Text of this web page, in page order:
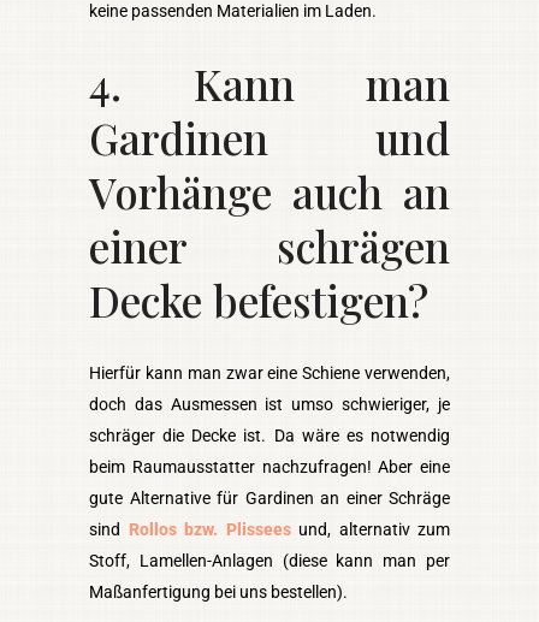
keine passenden Materialien im Laden.
4. Kann man
Gardinen und
Vorhänge auch an
einer schrägen
Decke befestigen?
Hierfür kann man zwar eine Schiene verwenden,
doch das Ausmessen ist umso schwieriger, je
schräger die Decke ist. Da wäre es notwendig
beim Raumausstatter nachzufragen! Aber eine
gute Alternative für Gardinen an einer Schräge
sind Rollos bzw. Plissees und, alternativ zum
Stoff, Lamellen-Anlagen (diese kann man per
Maßanfertigung bei uns bestellen).